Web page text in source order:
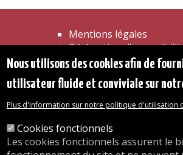
Mentions légales
Déclaration
Transparence
Les services de
Organigramme
© 2026 Commune
Nous utilisons des cookies afin de
utilisateur fluide et conviviale sur
Plus d'information sur notre politique d'utilisation
Cookies fonctionnels
Les cookies fonctionnels assurent le